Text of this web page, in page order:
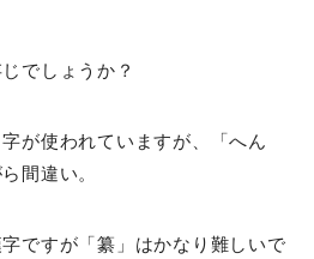
でしょうか？
が使われていますが、「へん
間違い。
字ですが「纂」はかなり難しいで